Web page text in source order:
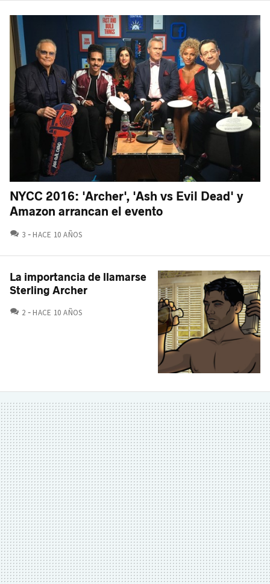
NYCC 2016: 'Archer', 'Ash vs Evil Dead' y
Amazon arrancan el evento
3 COMENTARIOS
HACE 10 AÑOS
La importancia de llamarse
Sterling Archer
2 COMENTARIOS
HACE 10 AÑOS